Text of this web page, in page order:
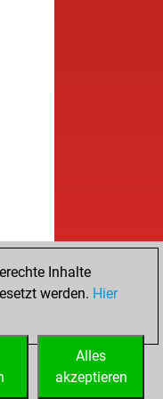
Inhalte
werden. Hier
Alles
akzeptieren